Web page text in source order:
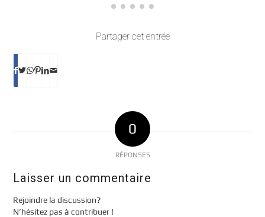
Partager cet entrée
0
RÉPONSES
Laisser un commentaire
Rejoindre la discussion?
N’hésitez pas à contribuer !